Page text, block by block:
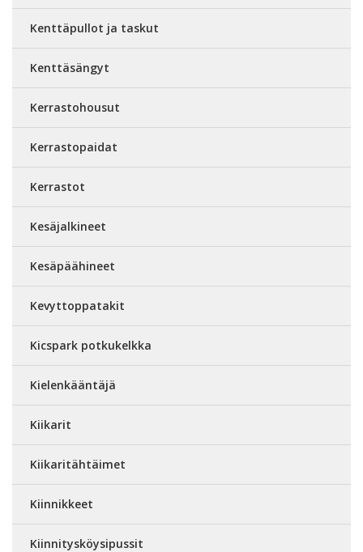
Kenttäpullot ja taskut
Kenttäsängyt
Kerrastohousut
Kerrastopaidat
Kerrastot
Kesäjalkineet
Kesäpäähineet
Kevyttoppatakit
Kicspark potkukelkka
Kielenkääntäjä
Kiikarit
Kiikaritähtäimet
Kiinnikkeet
Kiinnitysköysipussit